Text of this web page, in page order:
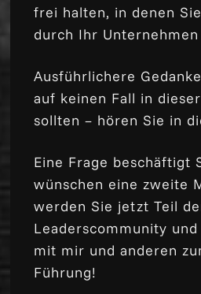
frei halten, in denen
durch Ihr Unternehmen
Ausführlichere
auf keinen Fall in
sollten – hören Sie in
Eine Frage beschäftigt
wünschen eine zweite
werden Sie jetzt Teil
Leaderscommunity
mit mir und anderen
Führung!